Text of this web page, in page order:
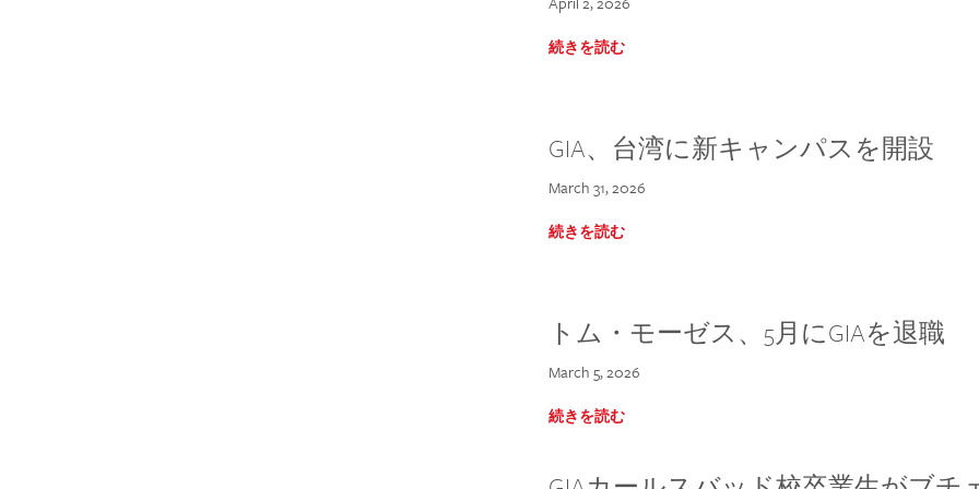
続きを読む
GIA、台湾に新キャンパスを開設
March 31, 2026
続きを読む
トム・モーゼス、5月にGIAを退職
March 5, 2026
続きを読む